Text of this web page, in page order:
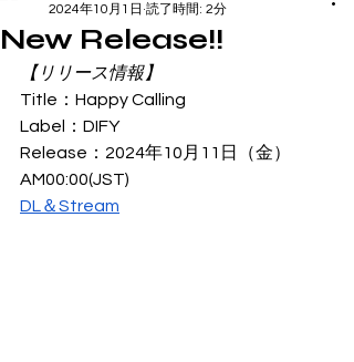
New Release!!
2024年10月1日 読了時間: 2分
【リリース情報】
Title：Happy Calling
Label：DIFY
Release：2024年10月11日（金）
AM00:00(JST)
DL＆Stream